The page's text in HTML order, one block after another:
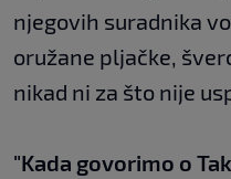
njegovih suradnika
oružane pljačke,
nikad ni za što nije
"Kada govorimo o